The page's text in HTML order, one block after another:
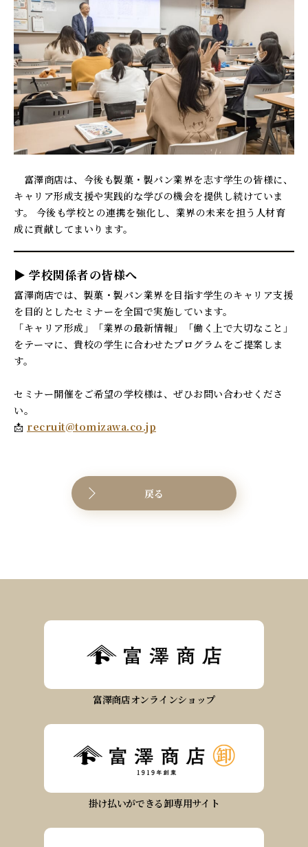
富澤商店は、今後も製菓・製パン業界を志す学生の皆様に、
キャリア形成支援や実践的な学びの機会を提供し続けていま
す。 今後も学校との連携を強化し、業界の未来を担う人材育
成に貢献してまいります。
▶ 学校関係者の皆様へ
富澤商店では、製菓・製パン業界を目指す学生のキャリア支援
を目的としたセミナーを全国で実施しています。
「キャリア形成」「業界の最新情報」「働く上で大切なこと」
をテーマに、貴校の学生に合わせたプログラムをご提案しま
す。
セミナー開催をご希望の学校様は、ぜひお問い合わせくださ
い。
📩 recruit@tomizawa.co.jp
戻る
富澤商店オンラインショップ
掛け払いができる卸専用サイト